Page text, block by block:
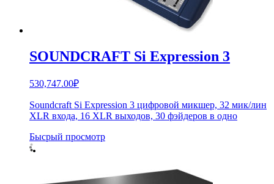
SOUNDCRAFT Si Expression 3
530,747.00₽
Soundcraft Si Expression 3 цифровой микшер, 32 мик/лин
XLR входа, 16 XLR выходов, 30 фэйдеров в одно
Бысрый просмотр